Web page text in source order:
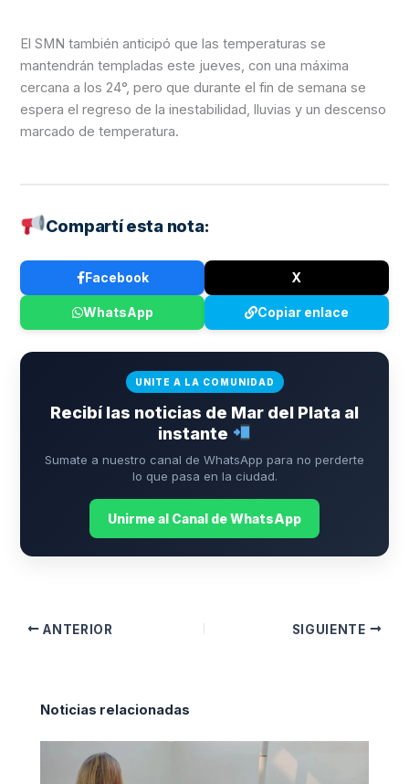
El SMN también anticipó que las temperaturas se
mantendrán templadas este jueves, con una máxima
cercana a los 24°, pero que durante el fin de semana se
espera el regreso de la inestabilidad, lluvias y un descenso
marcado de temperatura.
Compartí esta nota:
Facebook X
WhatsApp Copiar enlace
UNITE A LA COMUNIDAD
Recibí las noticias de Mar del Plata al
instante
Sumate a nuestro canal de WhatsApp para no perderte
lo que pasa en la ciudad.
Unirme al Canal de WhatsApp
ANTERIOR SIGUIENTE
Noticias relacionadas